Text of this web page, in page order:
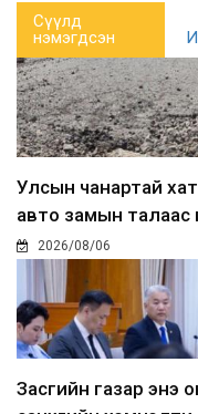
Сүүлд
нэмэгдсэн
Улсын чанартай
авто замын талаас
2026/08/06
Засгийн газар энэ